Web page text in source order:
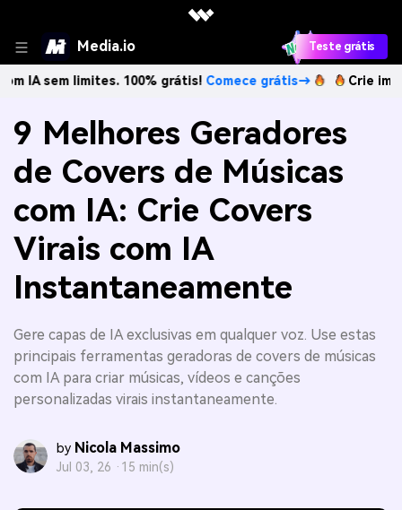
Media.io Teste grátis
limites. 100% grátis!Comece grátis→ Crie imagens com
9 Melhores Geradores
de Covers de Músicas
com IA: Crie Covers
Virais com IA
Instantaneamente
Gere capas de IA exclusivas em qualquer voz. Use estas
principais ferramentas geradoras de covers de músicas
com IA para criar músicas, vídeos e canções
personalizadas virais instantaneamente.
by Nicola Massimo
Jul 03, 26 · 15 min(s)